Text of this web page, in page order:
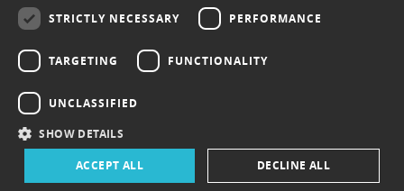
FACEBOOK
STRICTLY NECESSARY PERFORMANCE
TARGETING FUNCTIONALITY
UNCLASSIFIED
SHOW DETAILS
ACCEPT ALL DECLINE ALL